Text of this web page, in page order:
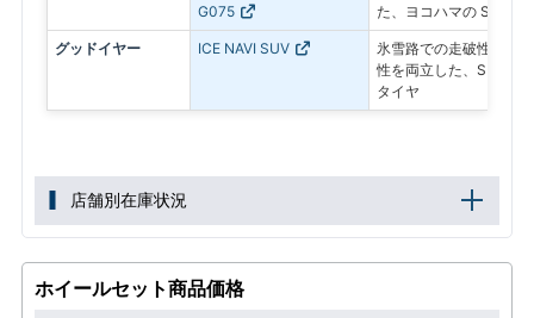
G075
た、ヨコハマの SUV 専
グッドイヤー ICE NAVI SUV
氷雪路での走破性とド
性を両立した、SUV専
タイヤ
店舗別在庫状況
ホイールセット商品価格